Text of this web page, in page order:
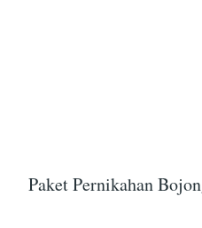
Paket Pernikahan